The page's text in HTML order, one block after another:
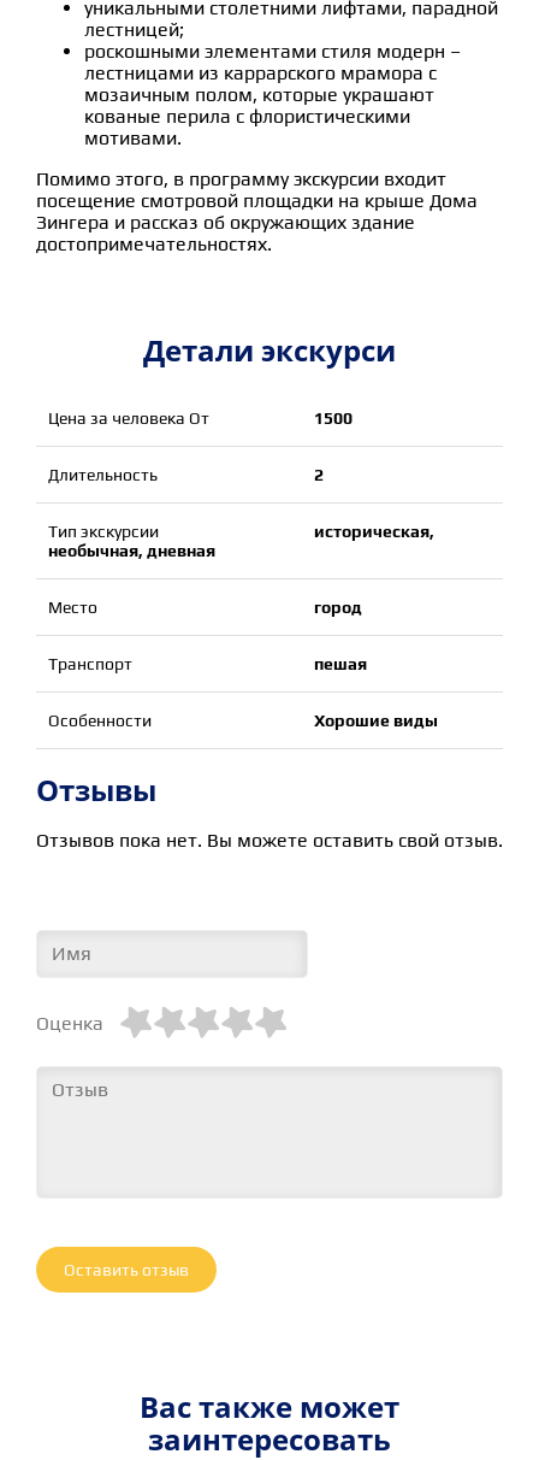
уникальными столетними лифтами, парадной
лестницей;
роскошными элементами стиля модерн –
лестницами из каррарского мрамора с
мозаичным полом, которые украшают
кованые перила с флористическими
мотивами.
Помимо этого, в программу экскурсии входит
посещение смотровой площадки на крыше Дома
Зингера и рассказ об окружающих здание
достопримечательностях.
Детали экскурси
Цена за человека От 1500
Длительность 2
Тип экскурсии
историческая,
необычная, дневная
Место город
Транспорт пешая
Особенности Хорошие виды
Отзывы
Отзывов пока нет. Вы можете оставить свой отзыв.
Оценка 




Оставить отзыв
Вас также может
заинтересовать